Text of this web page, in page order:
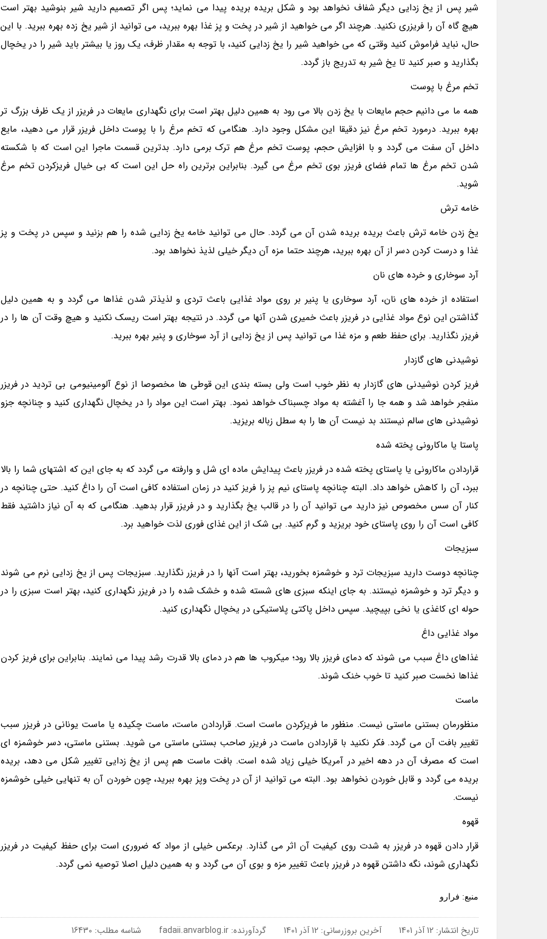
شیر پس از یخ زدایی دیگر شفاف نخواهد بود و شکل بریده بریده پیدا می نماید؛ پس اگر تصمیم دارید شیر بنوشید بهتر است
هیچ گاه آن را فریزری نکنید. هرچند اگر می خواهید از شیر در پخت و پز غذا بهره ببرید، می توانید از شیر یخ زده بهره ببرید. با این
حال، نباید فراموش کنید وقتی که می خواهید شیر را یخ زدایی کنید، با توجه به مقدار ظرف، یک روز یا بیشتر باید شیر را در یخچال
بگذارید و صبر کنید تا یخ شیر به تدریج باز گردد.
تخم مرغ با پوست
همه ما می دانیم حجم مایعات با یخ زدن بالا می رود به همین دلیل بهتر است برای نگهداری مایعات در فریزر از یک ظرف بزرگ تر
بهره ببرید. درمورد تخم مرغ نیز دقیقا این مشکل وجود دارد. هنگامی که تخم مرغ را با پوست داخل فریزر قرار می دهید، مایع
داخل آن سفت می گردد و با افزایش حجم، پوست تخم مرغ هم ترک برمی دارد. بدترین قسمت ماجرا این است که با شکسته
شدن تخم مرغ ها تمام فضای فریزر بوی تخم مرغ می گیرد. بنابراین برترین راه حل این است که بی خیال فریزکردن تخم مرغ
شوید.
خامه ترش
یخ زدن خامه ترش باعث بریده بریده شدن آن می گردد. حال می توانید خامه یخ زدایی شده را هم بزنید و سپس در پخت و پز
غذا و درست کردن دسر از آن بهره ببرید، هرچند حتما مزه آن دیگر خیلی لذیذ نخواهد بود.
آرد سوخاری و خرده های نان
استفاده از خرده های نان، آرد سوخاری یا پنیر بر روی مواد غذایی باعث تردی و لذیذتر شدن غذاها می گردد و به همین دلیل
گذاشتن این نوع مواد غذایی در فریزر باعث خمیری شدن آنها می گردد. در نتیجه بهتر است ریسک نکنید و هیچ وقت آن ها را در
فریزر نگذارید. برای حفظ طعم و مزه غذا می توانید پس از یخ زدایی از آرد سوخاری و پنیر بهره ببرید.
نوشیدنی های گازدار
فریز کردن نوشیدنی های گازدار به نظر خوب است ولی بسته بندی این قوطی ها مخصوصا از نوع آلومینیومی بی تردید در فریزر
منفجر خواهد شد و همه جا را آغشته به مواد چسبناک خواهد نمود. بهتر است این مواد را در یخچال نگهداری کنید و چنانچه جزو
نوشیدنی های سالم نیستند بد نیست آن ها را به سطل زباله بریزید.
پاستا یا ماکارونی پخته شده
قراردادن ماکارونی یا پاستای پخته شده در فریزر باعث پیدایش ماده ای شل و وارفته می گردد که به جای این که اشتهای شما را بالا
ببرد، آن را کاهش خواهد داد. البته چنانچه پاستای نیم پز را فریز کنید در زمان استفاده کافی است آن را داغ کنید. حتی چنانچه در
کنار آن سس مخصوص نیز دارید می توانید آن را در قالب یخ بگذارید و در فریزر قرار بدهید. هنگامی که به آن نیاز داشتید فقط
کافی است آن را روی پاستای خود بریزید و گرم کنید. بی شک از این غذای فوری لذت خواهید برد.
سبزیجات
چنانچه دوست دارید سبزیجات ترد و خوشمزه بخورید، بهتر است آنها را در فریزر نگذارید. سبزیجات پس از یخ زدایی نرم می شوند
و دیگر ترد و خوشمزه نیستند. به جای اینکه سبزی های شسته شده و خشک شده را در فریزر نگهداری کنید، بهتر است سبزی را در
حوله ای کاغذی یا نخی بپیچید. سپس داخل پاکتی پلاستیکی در یخچال نگهداری کنید.
مواد غذایی داغ
غذاهای داغ سبب می شوند که دمای فریزر بالا رود؛ میکروب ها هم در دمای بالا قدرت رشد پیدا می نمایند. بنابراین برای فریز کردن
غذاها نخست صبر کنید تا خوب خنک شوند.
ماست
منظورمان بستنی ماستی نیست. منظور ما فریزکردن ماست است. قراردادن ماست، ماست چکیده یا ماست یونانی در فریزر سبب
تغییر بافت آن می گردد. فکر نکنید با قراردادن ماست در فریزر صاحب بستنی ماستی می شوید. بستنی ماستی، دسر خوشمزه ای
است که مصرف آن در دهه اخیر در آمریکا خیلی زیاد شده است. بافت ماست هم پس از یخ زدایی تغییر شکل می دهد، بریده
بریده می گردد و قابل خوردن نخواهد بود. البته می توانید از آن در پخت وپز بهره ببرید، چون خوردن آن به تنهایی خیلی خوشمزه
نیست.
قهوه
قرار دادن قهوه در فریزر به شدت روی کیفیت آن اثر می گذارد. برعکس خیلی از مواد که ضروری است برای حفظ کیفیت در فریزر
نگهداری شوند، نگه داشتن قهوه در فریزر باعث تغییر مزه و بوی آن می گردد و به همین دلیل اصلا توصیه نمی گردد.
منبع: فرارو
تاریخ انتشار: 12 آذر 1401 آخرین بروزرسانی: 12 آذر 1401 گردآورنده: fadaii.anvarblog.ir شناسه مطلب: 16430